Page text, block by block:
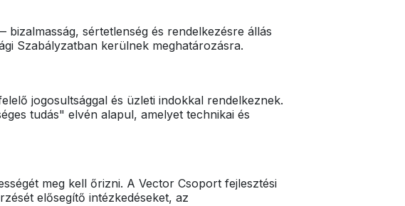
sértetlenség és rendelkezésre állás
Szabályzatban kerülnek meghatározásra.
jogosultsággal és üzleti indokkal rendelkeznek.
tudás" elvén alapul, amelyet technikai és
meg kell őrizni. A Vector Csoport fejlesztési
elősegítő intézkedéseket, az